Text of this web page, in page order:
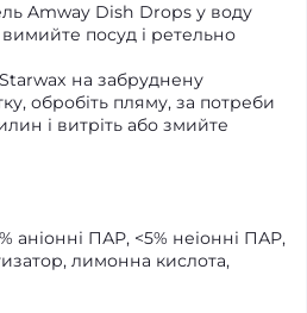
Amway Dish Drops у воду
вимийте посуд і ретельно
на забруднену
обробіть пляму, за потреби
і витріть або змийте
аніонні ПАР, <5% неіонні ПАР,
лимонна кислота,